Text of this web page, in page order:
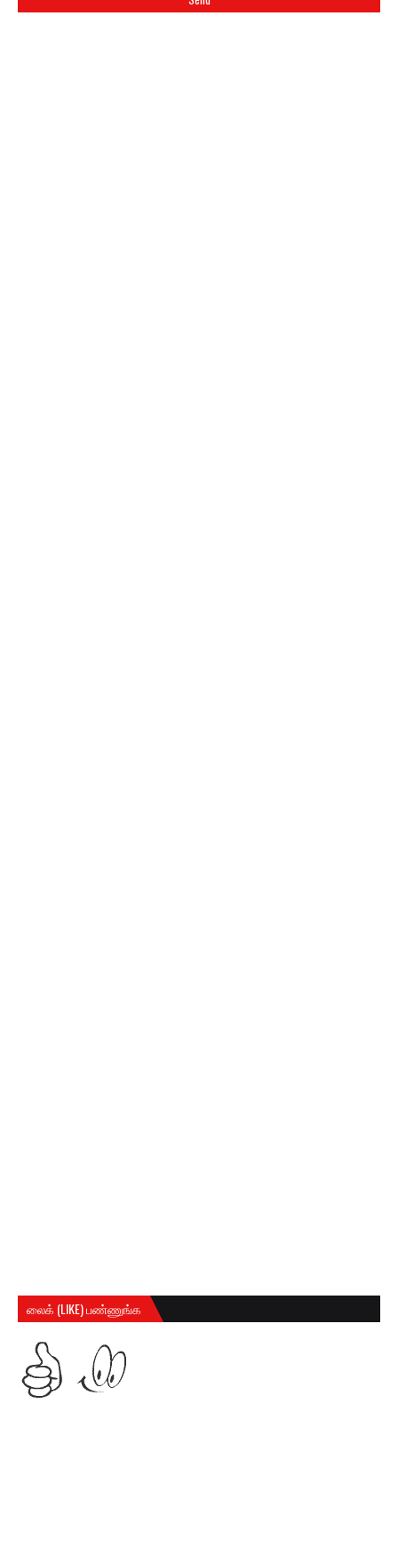
லைக் (LIKE) பண்ணுங்க